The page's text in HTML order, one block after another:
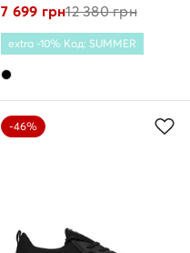
7 699 грн12 380грн
extra -10% Код: SUMMER
-46%